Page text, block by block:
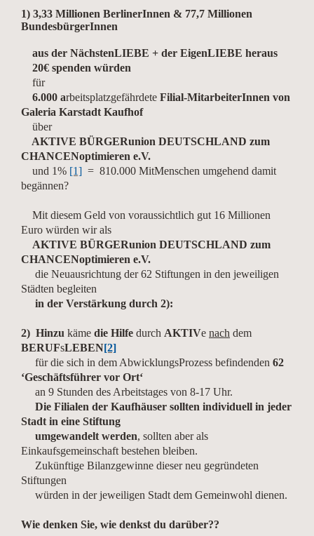
1) 3,33 Millionen BerlinerInnen & 77,7 Millionen
BundesbürgerInnen
aus der NächstenLIEBE + der EigenLIEBE heraus
20€ spenden würden
für
6.000 arbeitsplatzgefährdete Filial-MitarbeiterInnen von
Galeria Karstadt Kaufhof
über
AKTIVE BÜRGERunion DEUTSCHLAND zum
CHANCENoptimieren e.V.
und 1% [1] = 810.000 MitMenschen umgehend damit
begännen?
Mit diesem Geld von voraussichtlich gut 16 Millionen
Euro würden wir als
AKTIVE BÜRGERunion DEUTSCHLAND zum
CHANCENoptimieren e.V.
die Neuausrichtung der 62 Stiftungen in den jeweiligen
Städten begleiten
in der Verstärkung durch 2):
2) Hinzu käme die Hilfe durch AKTIVe nach dem
BERUFsLEBEN[2]
für die sich in dem AbwicklungsProzess befindenden 62
‘Geschäftsführer vor Ort‘
an 9 Stunden des Arbeitstages von 8-17 Uhr.
Die Filialen der Kaufhäuser sollten individuell in jeder
Stadt in eine Stiftung
umgewandelt werden, sollten aber als
Einkaufsgemeinschaft bestehen bleiben.
Zukünftige Bilanzgewinne dieser neu gegründeten
Stiftungen
würden in der jeweiligen Stadt dem Gemeinwohl dienen.
Wie denken Sie, wie denkst du darüber??